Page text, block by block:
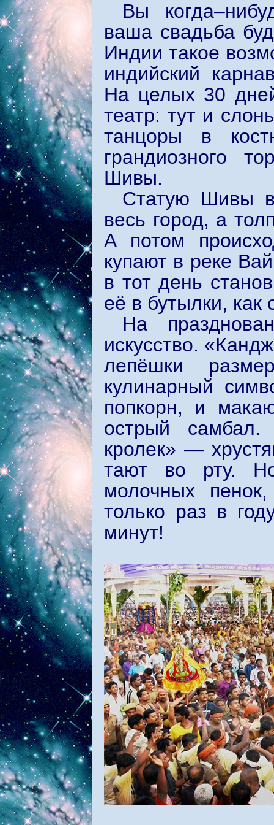
Вы
ваша свадьба
Индии такое
индийский
На целых 30
театр: тут и
танцоры в
грандиозного
Шивы.
Статую Шивы
весь город, а
А потом
купают в реке
в тот день
её в бутылки, как
На
искусство.
лепёшки
кулинарный
попкорн, и
острый
кролек» —
тают во рту.
молочных
только раз в
минут!